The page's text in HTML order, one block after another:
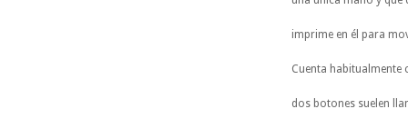
imprime en él para
Cuenta habitualmente
dos botones suelen